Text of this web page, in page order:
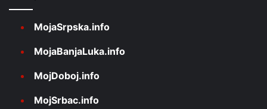
MojaSrpska.info
MojaBanjaLuka.info
MojDoboj.info
MojSrbac.info